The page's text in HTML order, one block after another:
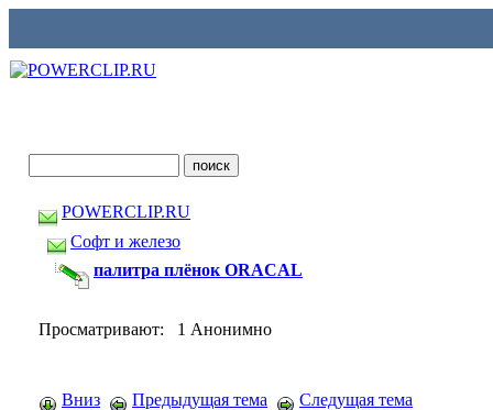
POWERCLIP.RU
Софт и железо
палитра плёнок ORACAL
Просматривают: 1 Анонимно
Вниз Предыдущая тема Следущая тема